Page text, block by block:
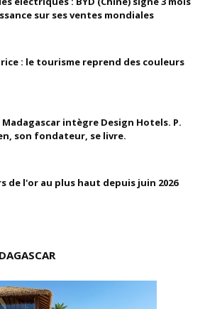
sur ses ventes mondiales
: le tourisme reprend des couleurs
Madagascar intègre Design Hotels. P.
son fondateur, se livre.
de l'or au plus haut depuis juin 2026